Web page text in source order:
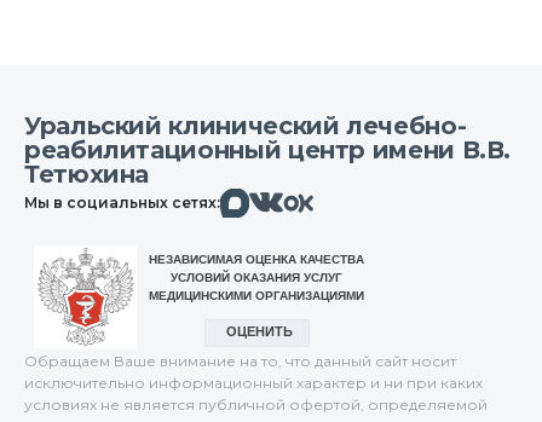
Уральский клинический лечебно-
реабилитационный центр имени В.В.
Тетюхина
Мы в социальных сетях:МаксВконтактеОдноклассники
Обращаем Ваше внимание на то, что данный сайт носит
исключительно информационный характер и ни при каких
условиях не является публичной офертой, определяемой